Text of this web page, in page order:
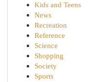
Kids and Teens
News
Recreation
Reference
Science
Shopping
Society
Sports